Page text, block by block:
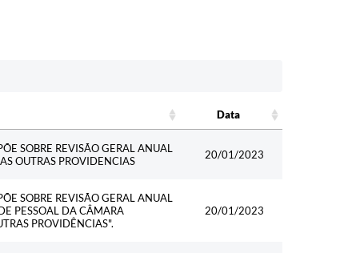
Data
SOBRE REVISÃO GERAL ANUAL
OUTRAS PROVIDENCIAS
20/01/2023
SOBRE REVISÃO GERAL ANUAL
PESSOAL DA CÂMARA
PROVIDÊNCIAS".
20/01/2023